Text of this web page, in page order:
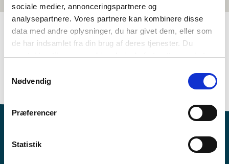
sociale medier, annonceringspartnere og
analysepartnere. Vores partnere kan kombinere disse
data med andre oplysninger, du har givet dem, eller som
de har indsamlet fra din brug af deres tjenester. Du
samtykker til vores cookies, hvis du fortsætter med at
Nødvendig
Præferencer
Statistik
TAGS
Færeyska